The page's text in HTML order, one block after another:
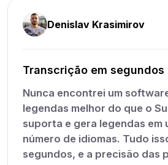
Denislav Krasimirov
Transcrição em segundos
Nunca encontrei um
legendas melhor do que o
suporta e gera legendas em
número de idiomas. Tudo
segundos, e a precisão das